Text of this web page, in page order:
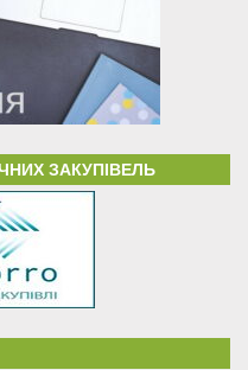
ЗАКУПІВЕЛЬ